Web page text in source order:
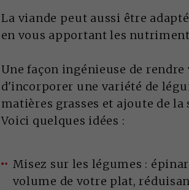
La viande peut aussi être
en vous apportant les
Une façon ingénieuse de rendre
d'incorporer une variété de
matières grasses et ajoute de la
Voici quelques idées :
Misez sur les légumes :
volume de votre plat,